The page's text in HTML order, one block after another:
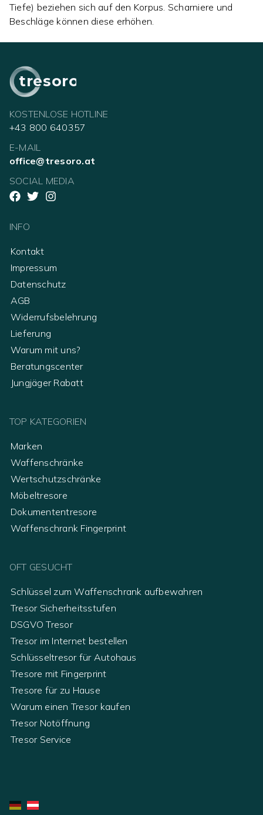
Tiefe) beziehen sich auf den Korpus. Scharniere und
Beschläge können diese erhöhen.
tresoro
KOSTENLOSE HOTLINE
+43 800 640357
E-MAIL
office@tresoro.at
SOCIAL MEDIA
INFO
Kontakt
Impressum
Datenschutz
AGB
Widerrufsbelehrung
Lieferung
Warum mit uns?
Beratungscenter
Jungjäger Rabatt
TOP KATEGORIEN
Marken
Waffenschränke
Wertschutzschränke
Möbeltresore
Dokumententresore
Waffenschrank Fingerprint
OFT GESUCHT
Schlüssel zum Waffenschrank aufbewahren
Tresor Sicherheitsstufen
DSGVO Tresor
Tresor im Internet bestellen
Schlüsseltresor für Autohaus
Tresore mit Fingerprint
Tresore für zu Hause
Warum einen Tresor kaufen
Tresor Notöffnung
Tresor Service